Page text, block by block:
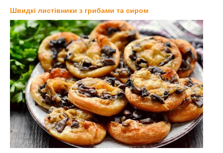
Швидкі листівники з грибами та сиром